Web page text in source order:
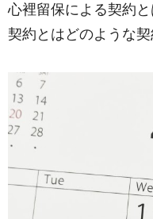
心裡留保による契約
契約とはどのような契